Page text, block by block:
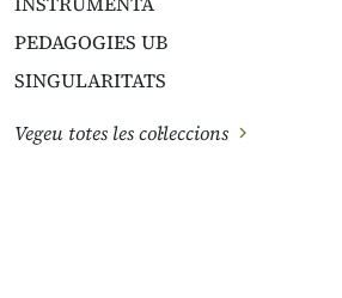
PEDAGOGIES UB
SINGULARITATS
Vegeu totes les col·leccions